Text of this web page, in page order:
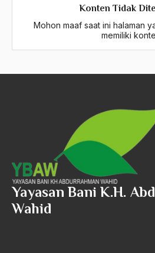
Konten Tidak
Mohon maaf saat ini halaman
memiliki
Periode Masa Belajar di
Periode Pasca Masa
Yayasan Bani K.H.
Wahid